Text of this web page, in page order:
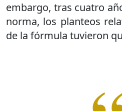
embargo, tras cuatro
norma, los planteos
de la fórmula tuvieron